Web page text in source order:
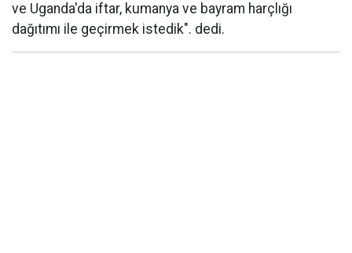
ve Uganda'da iftar, kumanya ve bayram harçlığı
dağıtımı ile geçirmek istedik". dedi.